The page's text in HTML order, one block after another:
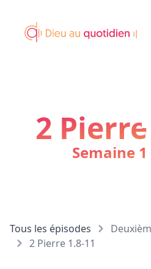
2 Pierre
Semaine
Tous les épisodes
2 Pierre 1.8-11